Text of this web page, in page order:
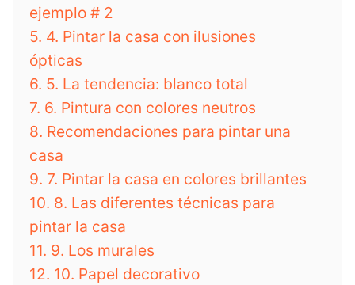
ejemplo # 2
5. 4. Pintar la casa con ilusiones
ópticas
6. 5. La tendencia: blanco total
7. 6. Pintura con colores neutros
8. Recomendaciones para pintar una
casa
9. 7. Pintar la casa en colores brillantes
10. 8. Las diferentes técnicas para
pintar la casa
11. 9. Los murales
12. 10. Papel decorativo